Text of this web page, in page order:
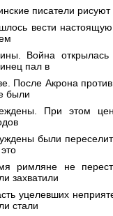
писатели
вести
Война
пал в
После Акрона
были
При этом
были
римляне не
захватили
уцелевших
стали